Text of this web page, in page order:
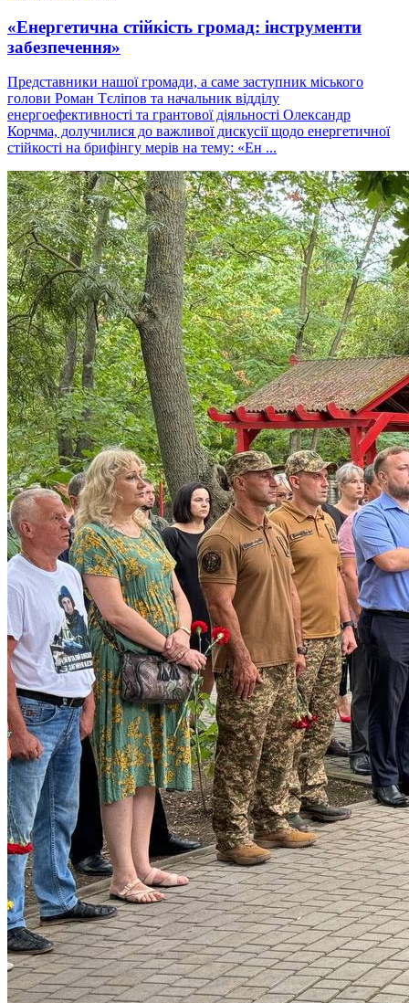
«Енергетична стійкість громад: інструменти
забезпечення»
Представники нашої громади, а саме заступник міського
голови Роман Тєліпов та начальник відділу
енергоефективності та грантової діяльності Олександр
Корчма, долучилися до важливої ​​дискусії щодо енергетичної
стійкості на брифінгу мерів на тему: «Ен ...